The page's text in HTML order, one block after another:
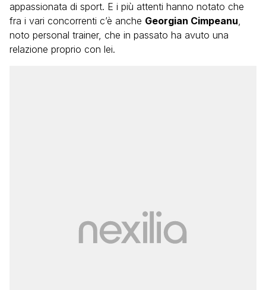
appassionata di sport. E i più attenti hanno notato che
fra i vari concorrenti c’è anche Georgian Cimpeanu,
noto personal trainer, che in passato ha avuto una
relazione proprio con lei.